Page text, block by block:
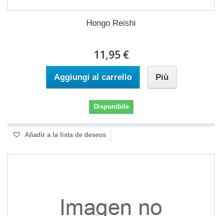
Hongo Reishi
11,95 €
Aggiungi al carrello Più
Disponibile
Añadir a la lista de deseos